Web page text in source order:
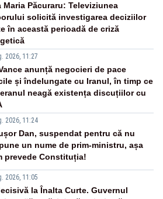
Maria Păcuraru: Televiziunea
solicită investigarea deciziilor
în această perioadă de criză
2026, 11:27
anunță negocieri de pace
și îndelungate cu Iranul, în timp ce
neagă existența discuțiilor cu
2026, 11:24
Dan, suspendat pentru că nu
un nume de prim-ministru, așa
prevede Constituția!
2026, 11:05
la Înalta Curte. Guvernul